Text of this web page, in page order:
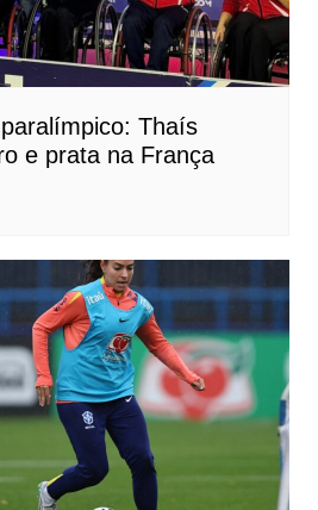
Thaís
e prata na França